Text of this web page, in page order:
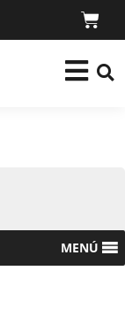
MENÚ